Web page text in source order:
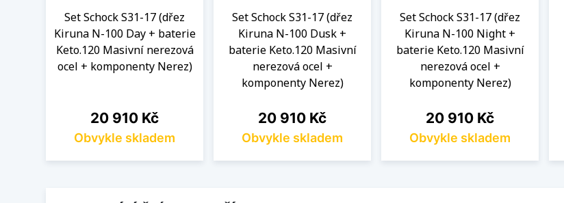
Set Schock S31-17 (dřez
Kiruna N-100 Day + baterie
Keto.120 Masivní nerezová
ocel + komponenty Nerez)
Cena
20 910 Kč
Obvykle skladem
Set Schock S31-17 (dřez
Kiruna N-100 Dusk +
baterie Keto.120 Masivní
nerezová ocel +
komponenty Nerez)
Cena
20 910 Kč
Obvykle skladem
Set Schock S31-17 (dřez
Kiruna N-100 Night +
baterie Keto.120 Masivní
nerezová ocel +
komponenty Nerez)
Cena
20 910 Kč
Obvykle skladem